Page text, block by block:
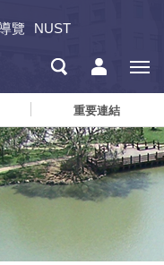
覽 NUST
重要連結